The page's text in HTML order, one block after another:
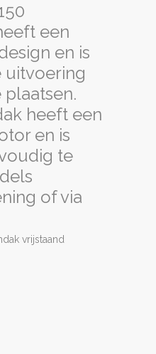
een
en is
uitvoering
plaatsen.
heeft een
en is
te
of via